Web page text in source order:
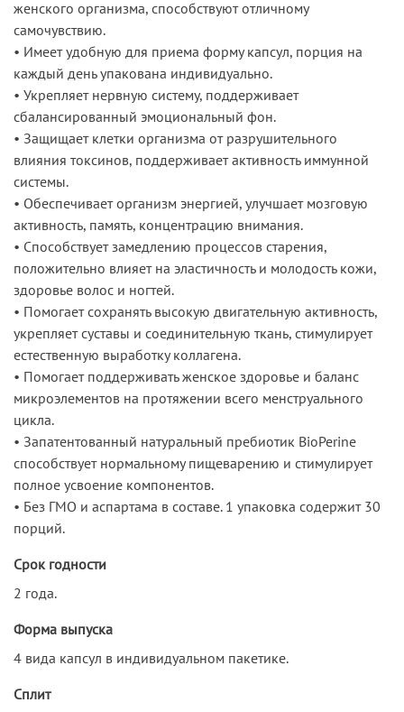
женского организма, способствуют отличному
самочувствию.
• Имеет удобную для приема форму капсул, порция на
каждый день упакована индивидуально.
• Укрепляет нервную систему, поддерживает
сбалансированный эмоциональный фон.
• Защищает клетки организма от разрушительного
влияния токсинов, поддерживает активность иммунной
системы.
• Обеспечивает организм энергией, улучшает мозговую
активность, память, концентрацию внимания.
• Способствует замедлению процессов старения,
положительно влияет на эластичность и молодость кожи,
здоровье волос и ногтей.
• Помогает сохранять высокую двигательную активность,
укрепляет суставы и соединительную ткань, стимулирует
естественную выработку коллагена.
• Помогает поддерживать женское здоровье и баланс
микроэлементов на протяжении всего менструального
цикла.
• Запатентованный натуральный пребиотик BioPerine
способствует нормальному пищеварению и стимулирует
полное усвоение компонентов.
• Без ГМО и аспартама в составе. 1 упаковка содержит 30
порций.
Срок годности
2 года.
Форма выпуска
4 вида капсул в индивидуальном пакетике.
Сплит